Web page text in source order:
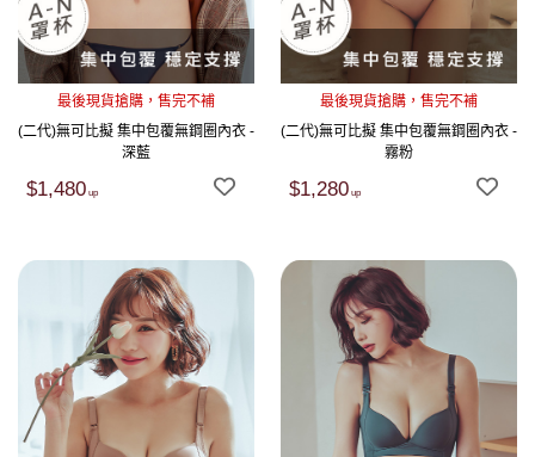
最後現貨搶購，售完不補
(二代)無可比擬 集中包覆無鋼圈內衣 -
深藍
$1,480
最後現貨搶購，售完不補
(二代)無可比擬 集中包覆無鋼圈內衣 -
霧粉
$1,280